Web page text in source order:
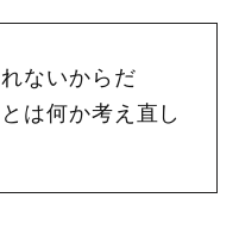
ないからだ
は何か考え直し